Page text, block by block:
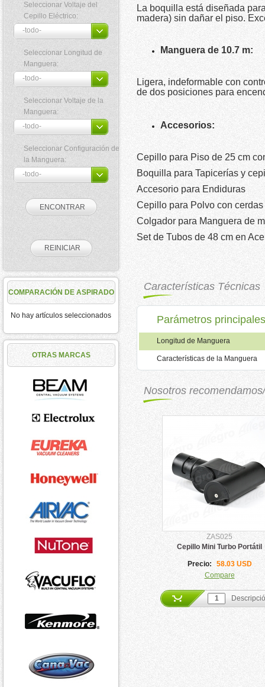
Seleccionar Voltaje del
Cepillo Eléctrico:
Seleccionar Longitud de
Manguera:
Seleccionar Voltaje de la
Manguera:
Seleccionar Configuración de
la Manguera:
COMPARACIÓN DE ASPIRADO
No hay artículos seleccionados
OTRAS MARCAS
La boquilla está diseñada
madera) sin dañar el piso.
Manguera de 10.7 m:
Ligera, indeformable con
de dos posiciones para
Accesorios:
Cepillo para Piso de 25 cm
Boquilla para Tapicerías y
Accesorio para Endiduras
Cepillo para Polvo con
Colgador para Manguera de
Set de Tubos de 48 cm en
Características Técnicas
Parámetros principales
Longitud de Manguera
Características de la Manguera
Nosotros
ZAS025
Cepillo Mini Turbo Portátil
Precio: 58.03 USD
Compare